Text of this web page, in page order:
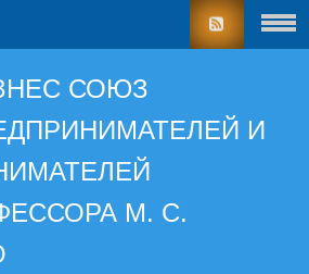
СОЮЗ
И
М. С.